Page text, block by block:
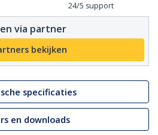
24/5 support
via partner
bekijken
specificaties
en downloads